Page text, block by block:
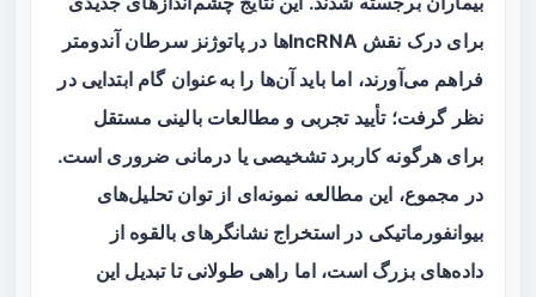
برای درک نقش lncRNAها در پاتوژنز سرطان آندومتر
فراهم می‌آورند، اما باید آن‌ها را به‌عنوان گام ابتدایی در
نظر گرفت؛ تأیید تجربی و مطالعات بالینی مستقل
برای هرگونه کاربرد تشخیصی یا درمانی ضروری است.
در مجموع، این مطالعه نمونه‌ای از توان تحلیل‌های
بیوانفورماتیکی در استخراج نشانگرهای بالقوه از
داده‌های بزرگ است، اما راهی طولانی تا تبدیل این